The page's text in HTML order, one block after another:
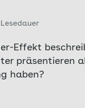
Effekt
präsentieren
haben?